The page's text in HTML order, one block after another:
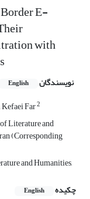
E-
with
نویسندگان English
Far2
Literature and
(Corresponding
and Humanities,
چکیده
English